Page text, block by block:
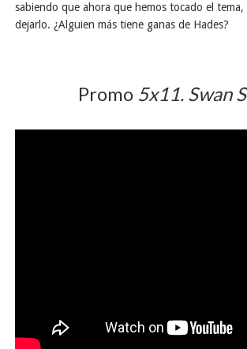
sabiendo que ahora que hemos tocado el tema,
dejarlo. ¿Alguien más tiene ganas de Hades?
Promo 5x11. Swan